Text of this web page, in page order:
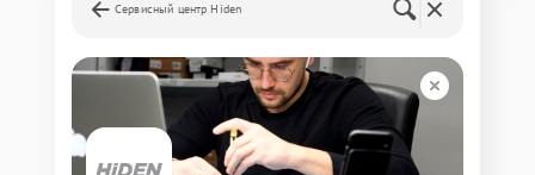
Сервисный центр Hiden